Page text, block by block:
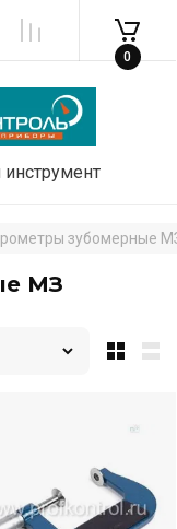
0
зубомерные
МЗ